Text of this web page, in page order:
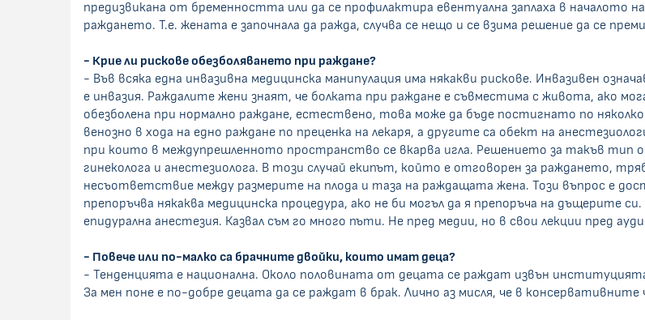
предизвикана от бременността или да се профилактира евентуална заплаха в началото
раждането. Т.е. жената е започнала да ражда, случва се нещо и се взима решение да се
- Крие ли рискове обезболяването при раждане?
- Във всяка една инвазивна медицинска манипулация има някакви рискове. Инвазивен
е инвазия. Раждалите жени знаят, че болката при раждане е съвместима с живота, ако
обезболена при нормално раждане, естествено, това може да бъде постигнато по
венозно в хода на едно раждане по преценка на лекаря, а другите са обект на
при които в междупрешленното пространство се вкарва игла. Решението за такъв тип
гинеколога и анестезиолога. В този случай екипът, който е отговорен за раждането,
несъответствие между размерите на плода и таза на раждащата жена. Този въпрос е
препоръчва някаква медицинска процедура, ако не би могъл да я препоръча на дъщерите
епидурална анестезия. Казвал съм го много пъти. Не пред медии, но в свои лекции пред
- Повече или по-малко са брачните двойки, които имат деца?
- Тенденцията е национална. Около половината от децата се раждат извън
За мен поне е по-добре децата да се раждат в брак. Лично аз мисля, че в